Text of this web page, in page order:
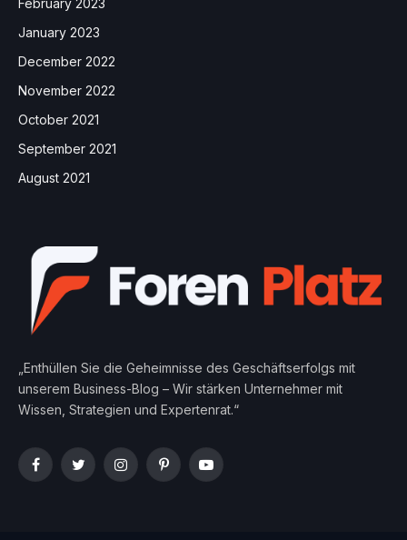
February 2023
January 2023
December 2022
November 2022
October 2021
September 2021
August 2021
„Enthüllen Sie die Geheimnisse des Geschäftserfolgs mit
unserem Business-Blog – Wir stärken Unternehmer mit
Wissen, Strategien und Expertenrat.“
FacebookTwitterInstagramPinterestYouTube